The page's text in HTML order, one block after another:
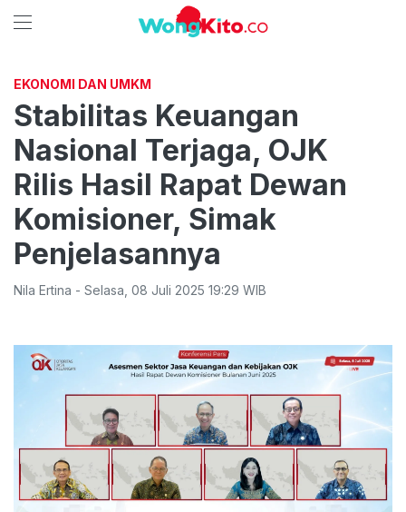
EKONOMI DAN UMKM
Stabilitas Keuangan
Nasional Terjaga, OJK
Rilis Hasil Rapat Dewan
Komisioner, Simak
Penjelasannya
Nila Ertina - Selasa 08 Juli 2025 19:29 WIB